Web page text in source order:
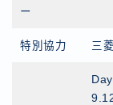
ー
特別協力 三